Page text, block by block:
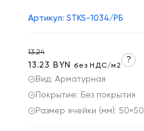
Артикул: STKS-1034/РБ
Вид: Арматурная
Покрытие: Без покрытия
Размер ячейки (мм): 50×50
13.24
13.23 BYN без НДС/м2
?